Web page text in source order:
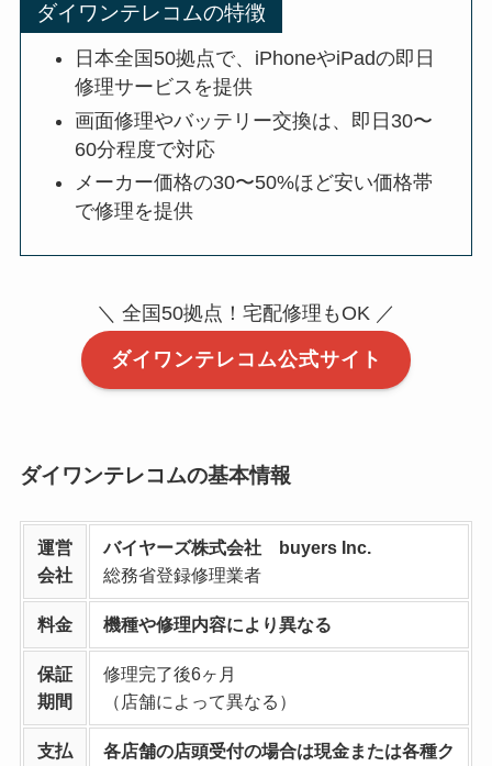
ダイワンテレコムの特徴
日本全国50拠点で、iPhoneやiPadの即日
修理サービスを提供
画面修理やバッテリー交換は、即日30〜
60分程度で対応
メーカー価格の30〜50%ほど安い価格帯
で修理を提供
＼ 全国50拠点！宅配修理もOK ／
ダイワンテレコム公式サイト
ダイワンテレコムの基本情報
運営
会社
バイヤーズ株式会社 buyers Inc.
総務省登録修理業者
料金 機種や修理内容により異なる
保証
期間
修理完了後6ヶ月
（店舗によって異なる）
支払 各店舗の店頭受付の場合は現金または各種ク